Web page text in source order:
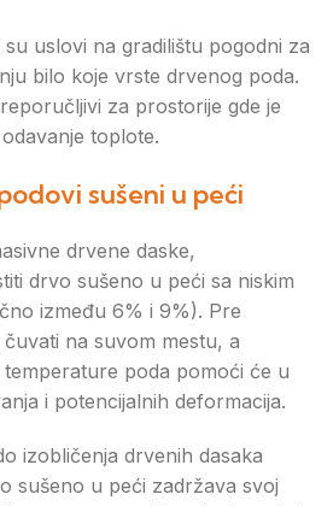
uslovi na gradilištu pogodni za
bilo koje vrste drvenog poda.
za prostorije gde je
toplote.
sušeni u peći
drvene daske,
drvo sušeno u peći sa niskim
između 6% i 9%). Pre
na suvom mestu, a
poda pomoći će u
i potencijalnih deformacija.
izobličenja drvenih dasaka
sušeno u peći zadržava svoj